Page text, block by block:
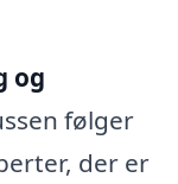
og
følger
der er